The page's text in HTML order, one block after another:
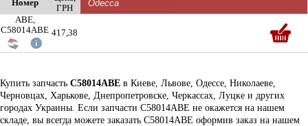
Номер
ГРН
ABE,
C58014ABE 417,38
Купить запчасть C58014ABE в Киеве, Львове, Одессе, Николаеве,
Черновцах, Харькове, Днепропетровске, Черкассах, Луцке и других
городах Украины. Если запчасти C58014ABE не окажется на нашем
складе, вы всегда можете заказать C58014ABE оформив заказ на нашем